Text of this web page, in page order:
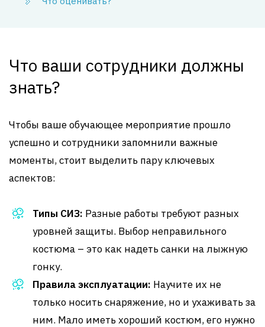
Что ваши сотрудники должны
знать?
Чтобы ваше обучающее мероприятие прошло
успешно и сотрудники запомнили важные
моменты, стоит выделить пару ключевых
аспектов:
Типы СИЗ: Разные работы требуют разных
уровней защиты. Выбор неправильного
костюма – это как надеть санки на лыжную
гонку.
Правила эксплуатации: Научите их не
только носить снаряжение, но и ухаживать за
ним. Мало иметь хороший костюм, его нужно